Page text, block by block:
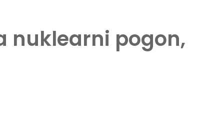
nuklearni pogon,